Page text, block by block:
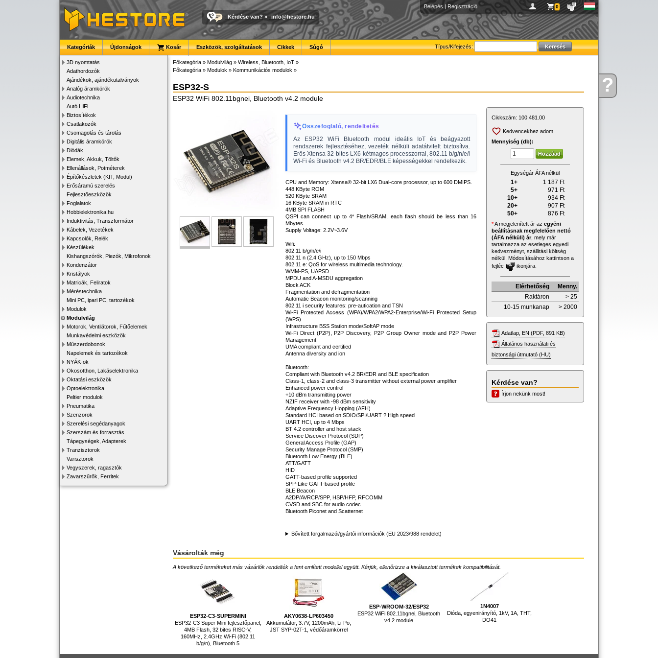
Kérdése
van
?
Belépés | Regisztráció 0
Kérdése van? » info@hestore.hu
Típus/Kifejezés:
Kategóriák Újdonságok Kosár Eszközök, szolgáltatások Cikkek Súgó
3D nyomtatás
Adathordozók
Ajándékok, ajándékutalványok
Analóg áramkörök
Audiotechnika
Autó HiFi
Biztosítékok
Csatlakozók
Csomagolás és tárolás
Digitális áramkörök
Diódák
Elemek, Akkuk, Töltők
Ellenállások, Potméterek
Építőkészletek (KIT, Modul)
Erősáramú szerelés
Fejlesztőeszközök
Foglalatok
Hobbielektronika.hu
Induktivitás, Transzformátor
Kábelek, Vezetékek
Kapcsolók, Relék
Készülékek
Kishangszórók, Piezók, Mikrofonok
Kondenzátor
Kristályok
Matricák, Feliratok
Méréstechnika
Mini PC, ipari PC, tartozékok
Modulok
Modulvilág
Motorok, Ventilátorok, Fűtőelemek
Munkavédelmi eszközök
Műszerdobozok
Napelemek és tartozékok
NYÁK-ok
Okosotthon, Lakáselektronika
Oktatási eszközök
Optoelektronika
Peltier modulok
Pneumatika
Szenzorok
Szerelési segédanyagok
Szerszám és forrasztás
Tápegységek, Adapterek
Tranzisztorok
Varisztorok
Vegyszerek, ragasztók
Zavarszűrők, Ferritek
Főkategória » Modulvilág » Wireless, Bluetooth, IoT »
Főkategória » Modulok » Kommunikációs modulok »
ESP32-S
ESP32 WiFi 802.11bgnei, Bluetooth v4.2 module
Összefoglaló, rendeltetés
Az ESP32 WiFi Bluetooth modul ideális IoT és beágyazott
rendszerek fejlesztéséhez, vezeték nélküli adatátvitelt biztosítva.
Erős Xtensa 32-bites LX6 kétmagos processzorral, 802.11 b/g/n/e/i
Wi-Fi és Bluetooth v4.2 BR/EDR/BLE képességekkel rendelkezik.
CPU and Memory: Xtensa® 32-bit LX6 Dual-core processor, up to 600 DMIPS.
448 KByte ROM
520 KByte SRAM
16 KByte SRAM in RTC
4MB SPI FLASH
QSPI can connect up to 4* Flash/SRAM, each flash should be less than 16
Mbytes.
Supply Voltage: 2.2V~3.6V
Wifi:
802.11 b/g/n/e/i
802.11 n (2.4 GHz), up to 150 Mbps
802.11 e: QoS for wireless multimedia technology.
WMM-PS, UAPSD
MPDU and A-MSDU aggregation
Block ACK
Fragmentation and defragmentation
Automatic Beacon monitoring/scanning
802.11 i security features: pre-autication and TSN
Wi-Fi Protected Access (WPA)/WPA2/WPA2-Enterprise/Wi-Fi Protected Setup
(WPS)
Infrastructure BSS Station mode/SoftAP mode
Wi-Fi Direct (P2P), P2P Discovery, P2P Group Owner mode and P2P Power
Management
UMA compliant and certified
Antenna diversity and ion
Bluetooth:
Compliant with Bluetooth v4.2 BR/EDR and BLE specification
Class-1, class-2 and class-3 transmitter without external power amplifier
Enhanced power control
+10 dBm transmitting power
NZIF receiver with -98 dBm sensitivity
Adaptive Frequency Hopping (AFH)
Standard HCI based on SDIO/SPI/UART ? High speed
UART HCI, up to 4 Mbps
BT 4.2 controller and host stack
Service Discover Protocol (SDP)
General Access Profile (GAP)
Security Manage Protocol (SMP)
Bluetooth Low Energy (BLE)
ATT/GATT
HID
GATT-based profile supported
SPP-Like GATT-based profile
BLE Beacon
A2DP/AVRCP/SPP, HSP/HFP, RFCOMM
CVSD and SBC for audio codec
Bluetooth Piconet and Scatternet
Bővített forgalmazói/gyártói információk (EU 2023/988 rendelet)
Cikkszám: 100.481.00
Kedvencekhez adom
Mennyiség (db):
Egységár ÁFA nélkül
1+ 1 187 Ft
5+
971 Ft
10+
934 Ft
20+
907 Ft
50+
876 Ft
*A megjelenített ár az egyéni
beállításnak megfelelően nettó
(ÁFA nélküli) ár, mely már
tartalmazza az esetleges egyedi
kedvezményt, szállítási költség
nélkül. Módosításához kattintson a
fejléc
ikonjára.
Elérhetőség
Menny.
Raktáron
> 25
10-15 munkanap
> 2000
Adatlap, EN (PDF, 891 KB)
Általános használati és
biztonsági útmutató (HU)
Kérdése van?
Írjon nekünk most!
Vásárolták még
A következő termékeket más vásárlók rendelték a fent említett modellel együtt. Kérjük, ellenőrizze a kiválasztott termékek kompatibilitását.
ESP32-C3-SUPERMINI
ESP32-C3 Super Mini fejlesztőpanel,
4MB Flash, 32 bites RISC-V,
160MHz, 2.4GHz Wi-Fi (802.11
b/g/n), Bluetooth 5
AKY0638-LP603450
Akkumulátor, 3.7V, 1200mAh, Li-Po,
JST SYP-02T-1, védőáramkörrel
ESP-WROOM-32/ESP32
ESP32 WiFi 802.11bgnei, Bluetooth
v4.2 module
1N4007
Dióda, egyenirányító, 1kV, 1A, THT,
DO41